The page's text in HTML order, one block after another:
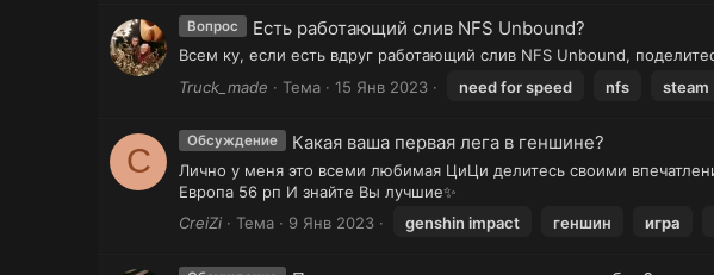
Вопрос Есть работающий слив NFS Unbound?
Всем ку, если есть вдруг работающий слив NFS Unbound,
Truck_made
Тема 15 Янв 2023 need for speed nfs steam
C
Обсуждение Какая ваша первая лега в геншине?
Лично у меня это всеми любимая ЦиЦи делитесь своими
Европа 56 рп И знайте Вы лучшие✨
CreiZi
Тема 9 Янв 2023 genshin impact геншин игра